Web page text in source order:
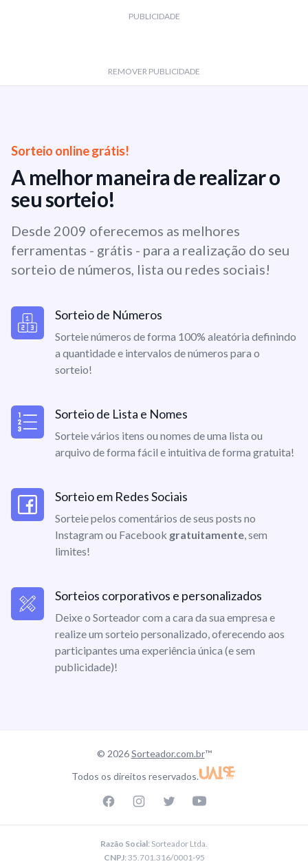
PUBLICIDADE
REMOVER PUBLICIDADE
Sorteio online grátis!
A melhor maneira de realizar o
seu sorteio!
Desde 2009 oferecemos as melhores
ferramentas - grátis - para a realização do seu
sorteio de números, lista ou redes sociais!
Sorteio de Números
Sorteie números de forma 100% aleatória definindo
a quantidade e intervalos de números para o
sorteio!
Sorteio de Lista e Nomes
Sorteie vários itens ou nomes de uma lista ou
arquivo de forma fácil e intuitiva de forma gratuita!
Sorteio em Redes Sociais
Sorteie pelos comentários de seus posts no
Instagram ou Facebook gratuitamente, sem
limites!
Sorteios corporativos e personalizados
Deixe o Sorteador com a cara da sua empresa e
realize um sorteio personalizado, oferecendo aos
participantes uma experiência única (e sem
publicidade)!
© 2026Sorteador.com.br™
Todos os direitos reservados.
Razão Social: Sorteador Ltda.
CNPJ: 35.701.316/0001-95